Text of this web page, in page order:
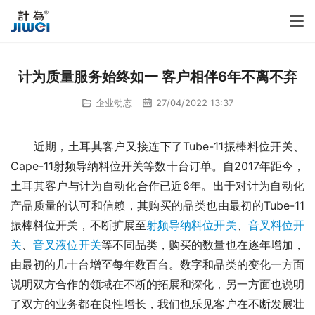
计为质量服务始终如一 客户相伴6年不离不弃
企业动态 27/04/2022 13:37
近期，土耳其客户又接连下了Tube-11振棒料位开关、
Cape-11射频导纳料位开关等数十台订单。自2017年距今，
土耳其客户与计为自动化合作已近6年。出于对计为自动化
产品质量的认可和信赖，其购买的品类也由最初的Tube-11
振棒料位开关，不断扩展至射频导纳料位开关、 音叉料位开
关、音叉液位开关等不同品类，购买的数量也在逐年增加，
由最初的几十台增至每年数百台。数字和品类的变化一方面
说明双方合作的领域在不断的拓展和深化，另一方面也说明
了双方的业务都在良性增长，我们也乐见客户在不断发展壮